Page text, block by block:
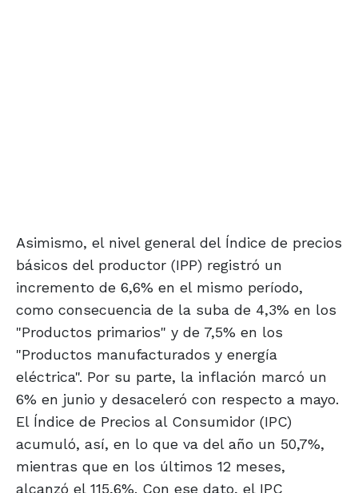
Asimismo, el nivel general del Índice de precios
básicos del productor (IPP) registró un
incremento de 6,6% en el mismo período,
como consecuencia de la suba de 4,3% en los
"Productos primarios" y de 7,5% en los
"Productos manufacturados y energía
eléctrica". Por su parte, la inflación marcó un
6% en junio y desaceleró con respecto a mayo.
El Índice de Precios al Consumidor (IPC)
acumuló, así, en lo que va del año un 50,7%,
mientras que en los últimos 12 meses,
alcanzó el 115,6%. Con ese dato, el IPC